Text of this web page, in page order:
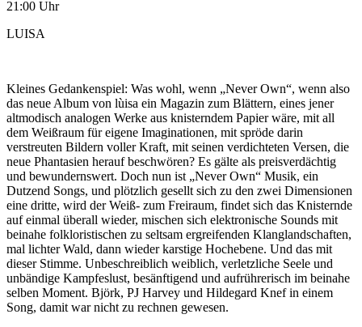
21:00 Uhr
LUISA
Kleines Gedankenspiel: Was wohl, wenn „Never Own“, wenn also
das neue Album von lùisa ein Magazin zum Blättern, eines jener
altmodisch analogen Werke aus knisterndem Papier wäre, mit all
dem Weißraum für eigene Imaginationen, mit spröde darin
verstreuten Bildern voller Kraft, mit seinen verdichteten Versen, die
neue Phantasien herauf beschwören? Es gälte als preisverdächtig
und bewundernswert. Doch nun ist „Never Own“ Musik, ein
Dutzend Songs, und plötzlich gesellt sich zu den zwei Dimensionen
eine dritte, wird der Weiß- zum Freiraum, findet sich das Knisternde
auf einmal überall wieder, mischen sich elektronische Sounds mit
beinahe folkloristischen zu seltsam ergreifenden Klanglandschaften,
mal lichter Wald, dann wieder karstige Hochebene. Und das mit
dieser Stimme. Unbeschreiblich weiblich, verletzliche Seele und
unbändige Kampfeslust, besänftigend und aufrührerisch im beinahe
selben Moment. Björk, PJ Harvey und Hildegard Knef in einem
Song, damit war nicht zu rechnen gewesen.